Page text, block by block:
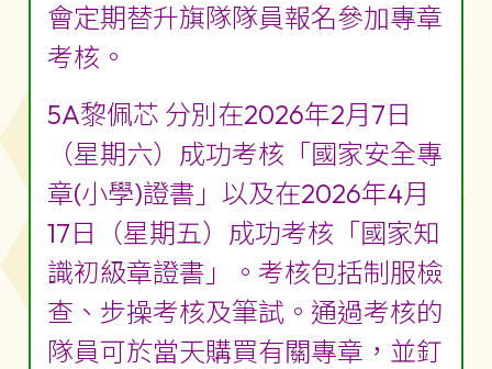
會定期替升旗隊隊員報名參加專章
考核。
5A黎佩芯 分別在2026年2月7日
（星期六）成功考核「國家安全專
章(小學)證書」以及在2026年4月
17日（星期五）成功考核「國家知
識初級章證書」。考核包括制服檢
查、步操考核及筆試。通過考核的
隊員可於當天購買有關專章，並釘